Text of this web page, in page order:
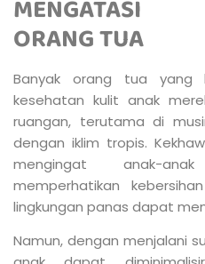
MENGATASI
ORANG TUA
Banyak orang tua yang
kesehatan kulit anak
ruangan, terutama di
dengan iklim tropis.
mengingat anak-
memperhatikan
lingkungan panas dapat
Namun, dengan menjalani